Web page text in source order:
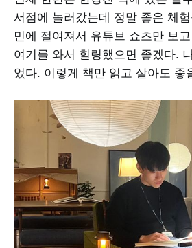
션)2000년부터 발표된 그의 주옥같
은 글들. 독자들이 자발적으로 만든
제본서는 물론, 전자책과 앱까지 나왔
던 《세이노의
서점에 놀러갔는데 정말 좋은 체
민에 절여져서 유튜브 쇼츠만 보
여기를 와서 힐링했으면 좋겠다.
었다. 이렇게 책만 읽고 살아도 좋